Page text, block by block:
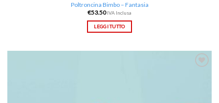
Poltroncina Bimbo – Fantasia
€53.50 IVA Inclusa
LEGGI TUTTO